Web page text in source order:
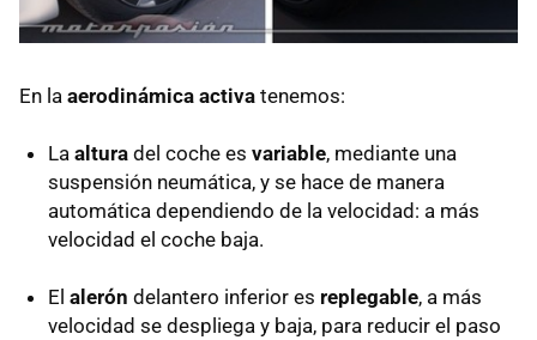
En la aerodinámica activa tenemos:
La altura del coche es variable, mediante una
suspensión neumática, y se hace de manera
automática dependiendo de la velocidad: a más
velocidad el coche baja.
El alerón delantero inferior es replegable, a más
velocidad se despliega y baja, para reducir el paso